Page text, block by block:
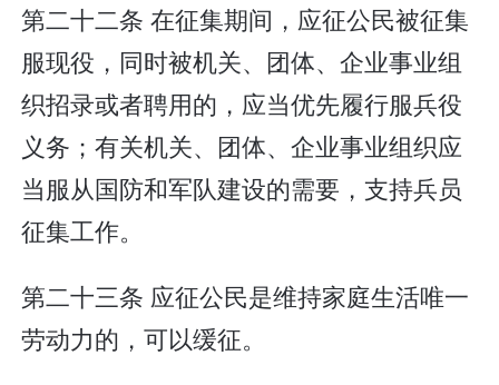
第二十二条 在征集期间，应征公民被征集
服现役，同时被机关、团体、企业事业组
织招录或者聘用的，应当优先履行服兵役
义务；有关机关、团体、企业事业组织应
当服从国防和军队建设的需要，支持兵员
征集工作。
第二十三条 应征公民是维持家庭生活唯一
劳动力的，可以缓征。